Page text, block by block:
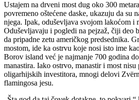
Ustajem na drveni most dug oko 300
povremeno oštećene daske, ukazuju da su
njega. Ipak, oduševljava svojom lakoćom i
Oduševljavaju i pogledi na pejzaž, čiji deo
da pripadne zetu američkog predsednika.
mostom, ide ka ostrvu koje nosi isto ime
Borov island već je najmanje 700 godina
manastira. Iako ostrvo, manastir i most nisu
oligarhijskih investitora, mnogi delovi
flamingosa jesu.